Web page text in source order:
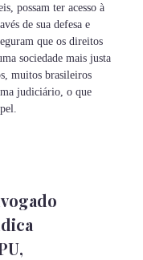
possam ter acesso à
de sua defesa e
que os direitos
sociedade mais justa
muitos brasileiros
judiciário, o que
,